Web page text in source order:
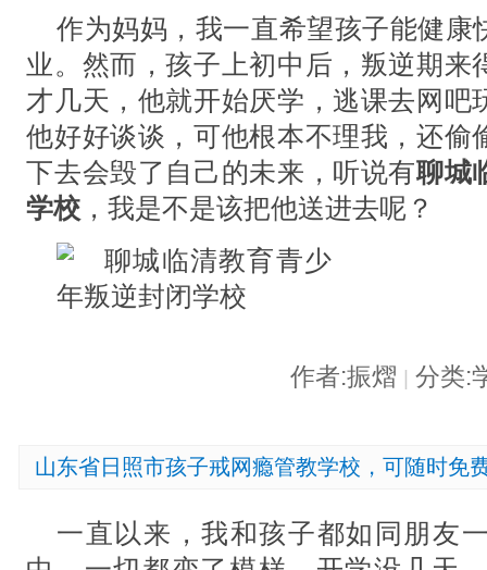
作为妈妈，我一直希望孩子能健康
业。然而，孩子上初中后，叛逆期来
才几天，他就开始厌学，逃课去网吧
他好好谈谈，可他根本不理我，还偷
下去会毁了自己的未来，听说有聊城
学校 ，我是不是该把他送进去呢？
作者:振熠 分类:
山东省日照市孩子戒网瘾管教学校，可随时免
一直以来，我和孩子都如同朋友